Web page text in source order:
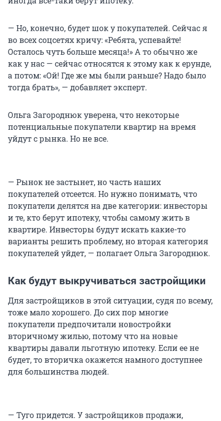
— Но, конечно, будет шок у покупателей. Сейчас я
во всех соцсетях кричу: «Ребята, успевайте!
Осталось чуть больше месяца!» А то обычно же
как у нас — сейчас относятся к этому как к ерунде,
а потом: «Ой! Где же мы были раньше? Надо было
тогда брать», — добавляет эксперт.
Ольга Загороднюк уверена, что некоторые
потенциальные покупатели квартир на время
уйдут с рынка. Но не все.
— Рынок не застынет, но часть наших
покупателей отсеется. Но нужно понимать, что
покупатели делятся на две категории: инвесторы
и те, кто берут ипотеку, чтобы самому жить в
квартире. Инвесторы будут искать какие-то
варианты решить проблему, но вторая категория
покупателей уйдет, — полагает Ольга Загороднюк.
Как будут выкручиваться застройщики
Для застройщиков в этой ситуации, судя по всему,
тоже мало хорошего. До сих пор многие
покупатели предпочитали новостройки
вторичному жилью, потому что на новые
квартиры давали льготную ипотеку. Если ее не
будет, то вторичка окажется намного доступнее
для большинства людей.
— Туго придется. У застройщиков продажи,